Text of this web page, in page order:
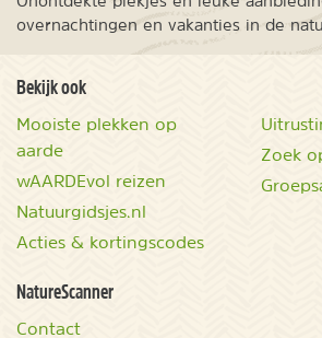
overnachtingen en vakanties in de
Bekijk ook
Mooiste plekken op
aarde
wAARDEvol reizen
Natuurgidsjes.nl
Acties & kortingscodes
Zoek
NatureScanner
Contact